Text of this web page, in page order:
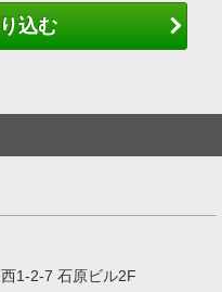
込む
1-2-7 石原ビル2F